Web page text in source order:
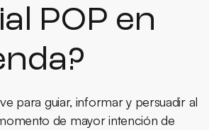
POP en
para guiar, informar y persuadir al
de mayor intención de